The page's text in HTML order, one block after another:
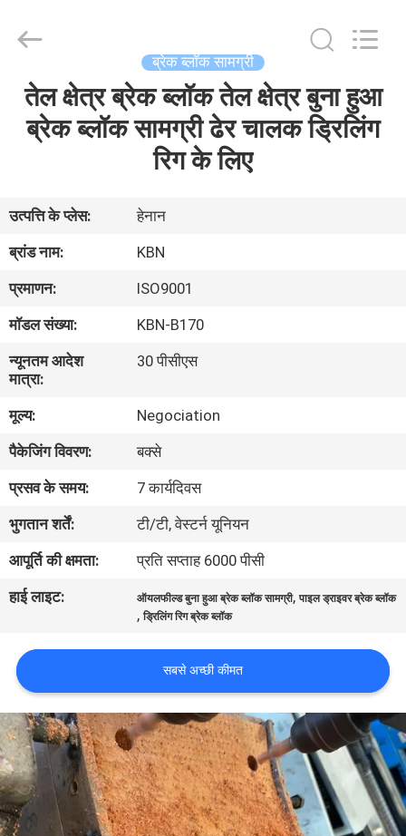
घर
हमारे
बारे
में
कारखाना
भ्रमण
गुणवत्ता
नियंत्रण
संपर्क
करें
एक
की
विनती
करे
साइटमैप
Reserved.
ब्रेक ब्लॉक सामग्री
तेल क्षेत्र ब्रेक ब्लॉक तेल क्षेत्र बुना हुआ
ब्रेक ब्लॉक सामग्री ढेर चालक ड्रिलिंग
रिग के लिए
उत्पत्ति के प्लेस:
हेनान
ब्रांड नाम:
KBN
प्रमाणन:
ISO9001
मॉडल संख्या:
KBN-B170
न्यूनतम आदेश
मात्रा:
30 पीसीएस
मूल्य:
Negociation
पैकेजिंग विवरण:
बक्से
प्रसव के समय:
7 कार्यदिवस
भुगतान शर्तें:
टी/टी, वेस्टर्न यूनियन
आपूर्ति की क्षमता:
प्रति सप्ताह 6000 पीसी
हाई लाइट:
ऑयलफील्ड बुना हुआ ब्रेक ब्लॉक सामग्री,पाइल ड्राइवर ब्रेक ब्लॉक
,ड्रिलिंग रिग ब्रेक ब्लॉक
सबसे अच्छी कीमत